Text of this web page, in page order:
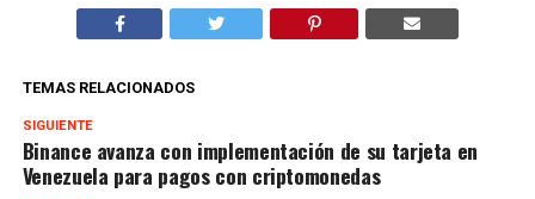
TEMAS RELACIONADOS
SIGUIENTE
Binance avanza con implementación de su tarjeta en
Venezuela para pagos con criptomonedas